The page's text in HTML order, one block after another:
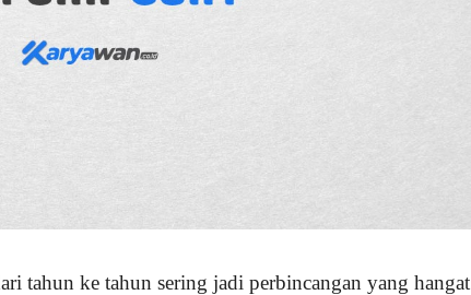
tahun ke tahun sering jadi perbincangan yang hangat